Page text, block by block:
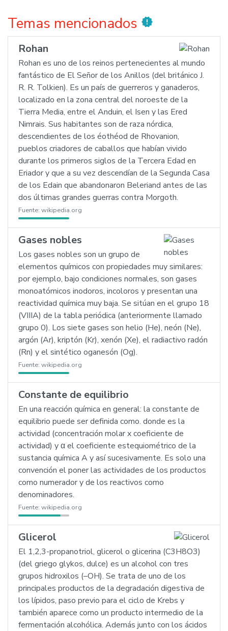
Temas mencionados new_releases
Rohan
Rohan es uno de los reinos pertenecientes al mundo
fantástico de El Señor de los Anillos (del británico J.
R. R. Tolkien). Es un país de guerreros y ganaderos,
localizado en la zona central del noroeste de la
Tierra Media, entre el Anduin, el Isen y las Ered
Nimrais. Sus habitantes son de raza nórdica,
descendientes de los éothéod de Rhovanion,
pueblos criadores de caballos que habían vivido
durante los primeros siglos de la Tercera Edad en
Eriador y que a su vez descendían de la Segunda Casa
de los Edain que abandonaron Beleriand antes de las
dos últimas grandes guerras contra Morgoth.
Fuente: wikipedia.org
Gases nobles
Los gases nobles son un grupo de
elementos químicos con propiedades muy similares:
por ejemplo, bajo condiciones normales, son gases
monoatómicos inodoros, incoloros y presentan una
reactividad química muy baja. Se sitúan en el grupo 18
(VIIIA) de la tabla periódica (anteriormente llamado
grupo 0). Los siete gases son helio (He), neón (Ne),
argón (Ar), kriptón (Kr), xenón (Xe), el radiactivo radón
(Rn) y el sintético oganesón (Og).
Fuente: wikipedia.org
Constante de equilibrio
En una reacción química en general: la constante de
equilibrio puede ser definida como. donde es la
actividad (concentración molar x coeficiente de
actividad) y α el coeficiente estequiométrico de la
sustancia química A y así sucesivamente. Es solo una
convención el poner las actividades de los productos
como numerador y de los reactivos como
denominadores.
Fuente: wikipedia.org
Glicerol
El 1,2,3-propanotriol, glicerol o glicerina (C3H8O3)
(del griego glykos, dulce) es un alcohol con tres
grupos hidroxilos (–OH). Se trata de uno de los
principales productos de la degradación digestiva de
los lípidos, paso previo para el ciclo de Krebs y
también aparece como un producto intermedio de la
fermentación alcohólica. Además junto con los ácidos